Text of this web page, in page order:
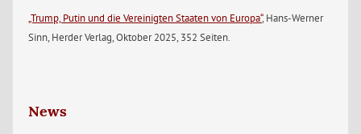
„Trump, Putin und die Vereinigten Staaten von Europa“, Hans-Werner
Sinn, Herder Verlag, Oktober 2025, 352 Seiten.
News